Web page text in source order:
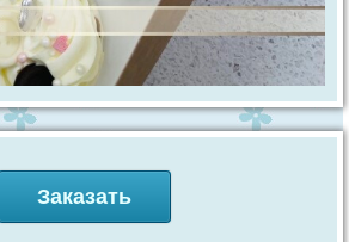
Заказать